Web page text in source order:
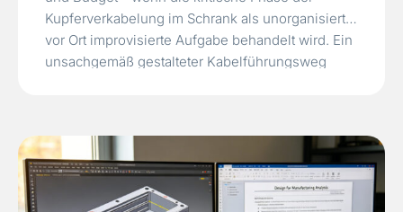
Kupferverkabelung im Schrank als unorganisierte,
vor Ort improvisierte Aufgabe behandelt wird. Ein
unsachgemäß gestalteter Kabelführungsweg
Serveraustausch in eine stundenlange
Verfolgungs- und Entwirrungsaktion…Read More